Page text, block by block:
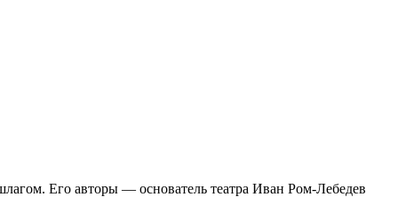
Его авторы — основатель театра Иван Ром-Лебедев